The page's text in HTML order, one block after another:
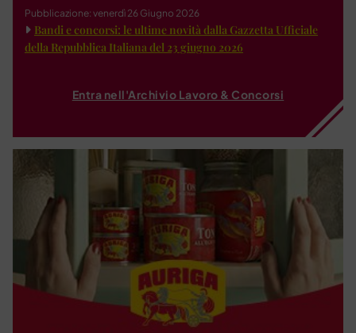
Pubblicazione: venerdì 26 Giugno 2026
Bandi e concorsi: le ultime novità dalla Gazzetta Ufficiale
della Repubblica Italiana del 23 giugno 2026
Entra nell'Archivio Lavoro & Concorsi